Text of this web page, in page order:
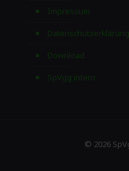
Impressum
Datenschutzerklärung
Download
SpVgg intern
© 2026